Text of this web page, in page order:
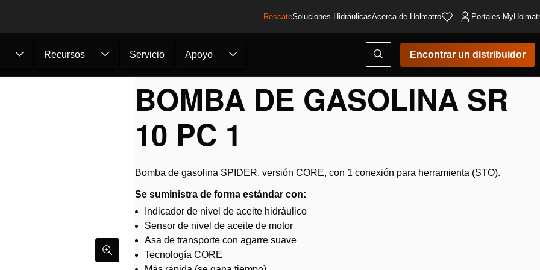
RescateSoluciones HidráulicasAcerca de Holmatro Portales
Recursos Servicio Apoyo
Abrir
ventana
modal
de
Encontrar un distribuidor
CORE /Bombas Bomba de gasolina...
BOMBA DE GASOLINA SR
10 PC 1
Bomba de gasolina SPIDER, versión CORE, con 1 conexión para herramienta (STO).
Se suministra de forma estándar con:
Indicador de nivel de aceite hidráulico
Sensor de nivel de aceite de motor
Asa de transporte con agarre suave
Tecnología CORE